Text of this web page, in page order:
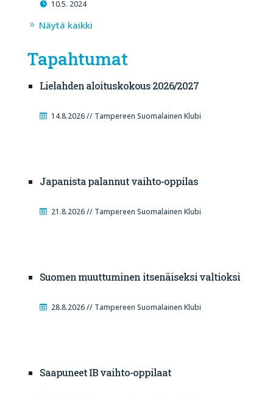
10.5. 2024
Näytä kaikki
Tapahtumat
Lielahden aloituskokous 2026/2027
14.8.2026 // Tampereen Suomalainen Klubi
Japanista palannut vaihto-oppilas
21.8.2026 // Tampereen Suomalainen Klubi
Suomen muuttuminen itsenäiseksi valtioksi
28.8.2026 // Tampereen Suomalainen Klubi
Saapuneet IB vaihto-oppilaat